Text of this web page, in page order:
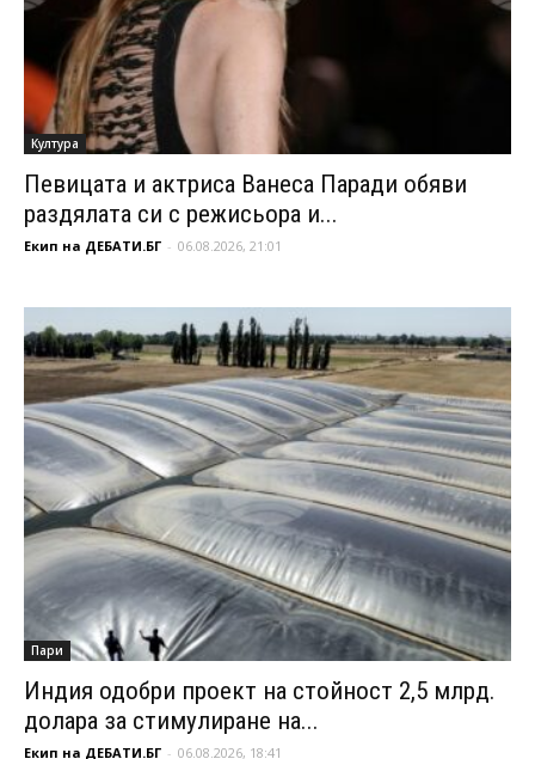
Култура
Певицата и актриса Ванеса Паради обяви
раздялата си с режисьора и...
Екип на ДЕБАТИ.БГ - 06.08.2026, 21:01
Пари
Индия одобри проект на стойност 2,5 млрд.
долара за стимулиране на...
Екип на ДЕБАТИ.БГ - 06.08.2026, 18:41